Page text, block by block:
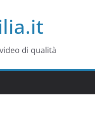
di qualità